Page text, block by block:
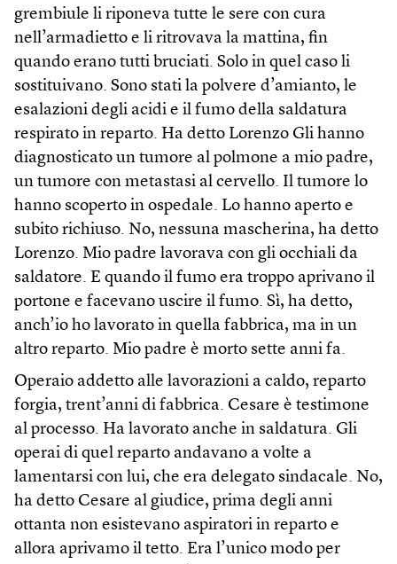
grembiule li riponeva tutte le sere con cura
nell’armadietto e li ritrovava la mattina, fin
quando erano tutti bruciati. Solo in quel caso li
sostituivano. Sono stati la polvere d’amianto, le
esalazioni degli acidi e il fumo della saldatura
respirato in reparto. Ha detto Lorenzo Gli hanno
diagnosticato un tumore al polmone a mio padre,
un tumore con metastasi al cervello. Il tumore lo
hanno scoperto in ospedale. Lo hanno aperto e
subito richiuso. No, nessuna mascherina, ha detto
Lorenzo. Mio padre lavorava con gli occhiali da
saldatore. E quando il fumo era troppo aprivano il
portone e facevano uscire il fumo. Sì, ha detto,
anch’io ho lavorato in quella fabbrica, ma in un
altro reparto. Mio padre è morto sette anni fa.
Operaio addetto alle lavorazioni a caldo, reparto
forgia, trent’anni di fabbrica. Cesare è testimone
al processo. Ha lavorato anche in saldatura. Gli
operai di quel reparto andavano a volte a
lamentarsi con lui, che era delegato sindacale. No,
ha detto Cesare al giudice, prima degli anni
ottanta non esistevano aspiratori in reparto e
allora aprivamo il tetto. Era l’unico modo per